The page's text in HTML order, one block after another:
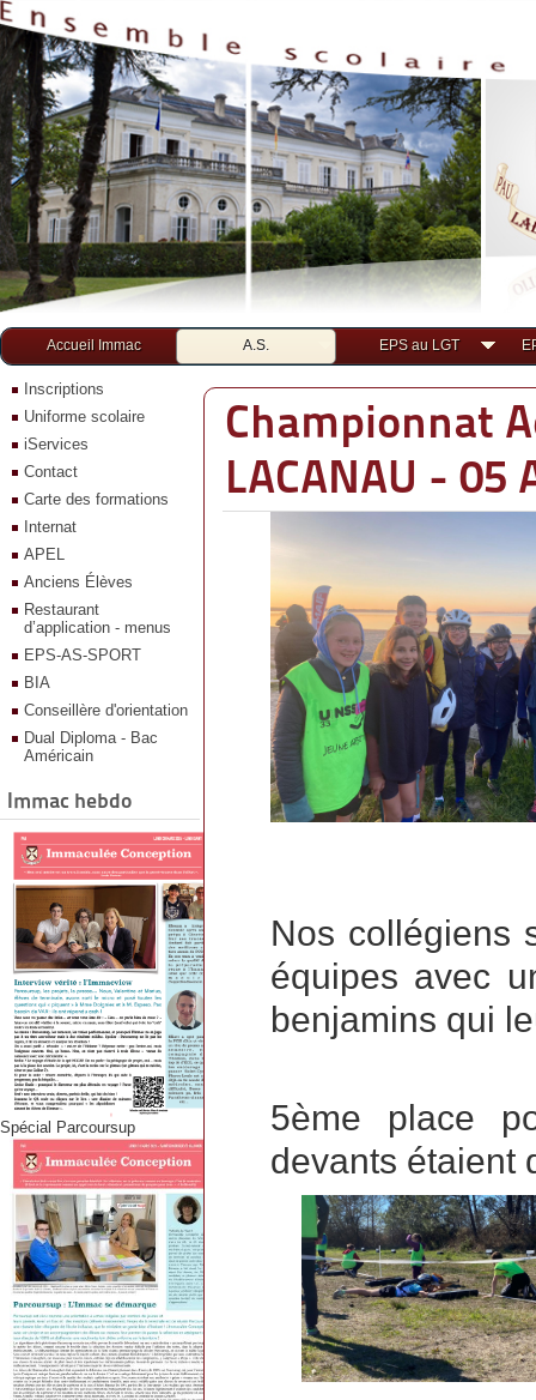
Accueil Immac A.S. EPS au LGT
Inscriptions
Uniforme scolaire
iServices
Contact
Carte des formations
Internat
APEL
Anciens Élèves
Restaurant
d’application - menus
EPS-AS-SPORT
BIA
Conseillère d'orientation
Dual Diploma - Bac
Américain
Immac hebdo
Spécial Parcoursup
Championnat
LACANAU - 05
Nos collégiens
équipes avec
benjamins qui
5ème place
devants étaient